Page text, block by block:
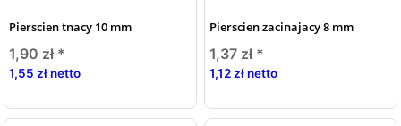
Pierscien tnacy 10 mm
1,90 zł *
1,55 zł netto
Pierscien zacinajacy 8 mm
1,37 zł *
1,12 zł netto